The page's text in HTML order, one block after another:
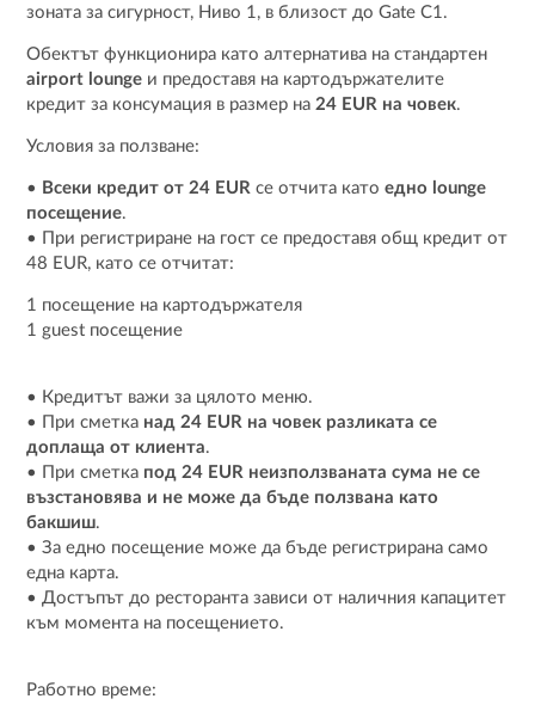
зоната за сигурност, Ниво 1, в близост до Gate C1.
Обектът функционира като алтернатива на стандартен
airport lounge и предоставя на картодържателите
кредит за консумация в размер на24 EUR на човек.
Условия за ползване:
• Всеки кредит от 24 EUR се отчита като едно lounge
посещение.
• При регистриране на гост се предоставя общ кредит от
48 EUR, като се отчитат:
1 посещение на картодържателя
1 guest посещение
• Кредитът важи за цялото меню.
• При сметка над 24 EUR на човек разликата се
доплаща от клиента.
• При сметка под 24 EUR неизползваната сума не се
възстановява и не може да бъде ползвана като
бакшиш.
• За едно посещение може да бъде регистрирана само
една карта.
• Достъпът до ресторанта зависи от наличния капацитет
към момента на посещението.
Работно време: